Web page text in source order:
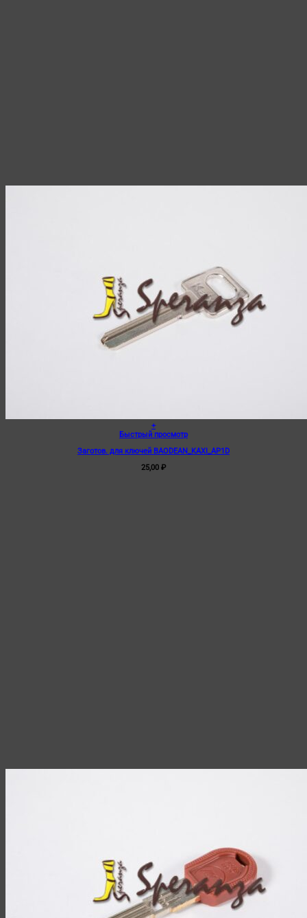
+
Быстрый просмотр
Заготов. для ключей BAODEAN_KAXI_AP1D
25,00 ₽